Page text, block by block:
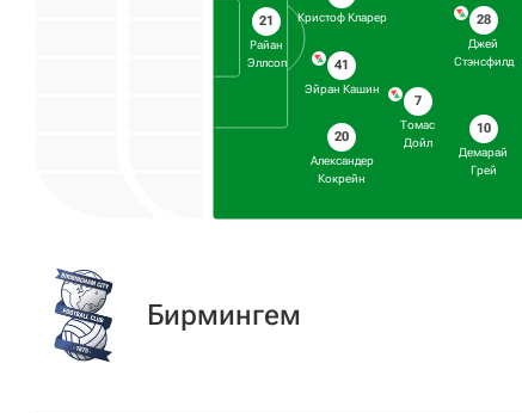
21
Райан
Эллсоп
Кристоф Кларер
41
Эйран Кашин
20
Александер
Кокрейн
7
Томас
Дойл
28
Джей
Стэнсфилд
10
Демарай
Грей
Бирмингем